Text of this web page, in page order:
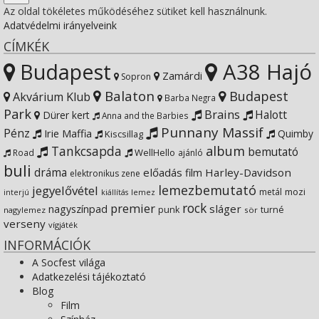
Instagram
on
YouTube
profile
on
Google+
Az oldal tökéletes működéséhez sütiket kell használnunk.
Adatvédelmi irányelveink
CÍMKÉK
Budapest Sopron Zamárdi A38 Hajó
Akvárium Klub Balaton Barba Negra
Budapest
Park
Dürer kert Anna and the Barbies Brains
Halott
Pénz
Irie Maffia Kiscsillag Punnany Massif Quimby
Road Tankcsapda WellHello ajánló album bemutató
buli dráma elektronikus zene előadás film Harley-Davidson
interjú jegyelővétel kiállítás lemez lemezbemutató metál mozi
nagylemez nagyszínpad premier punk rock sláger sör turné
verseny vígjáték
INFORMÁCIÓK
A Socfest világa
Adatkezelési tájékoztató
Blog
Film